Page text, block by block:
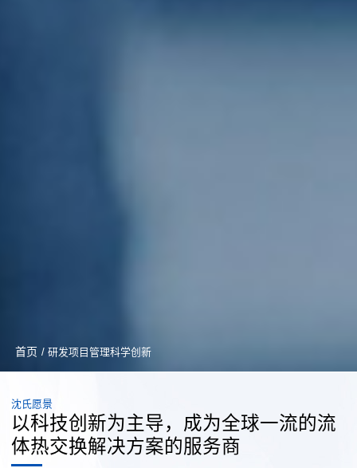
首页 / 研发项目管理科学创新
沈氏愿景
以科技创新为主导，成为全球一流的流
体热交换解决方案的服务商